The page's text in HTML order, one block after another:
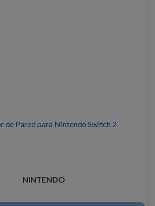
de Pared para Nintendo Switch 2
NINTENDO